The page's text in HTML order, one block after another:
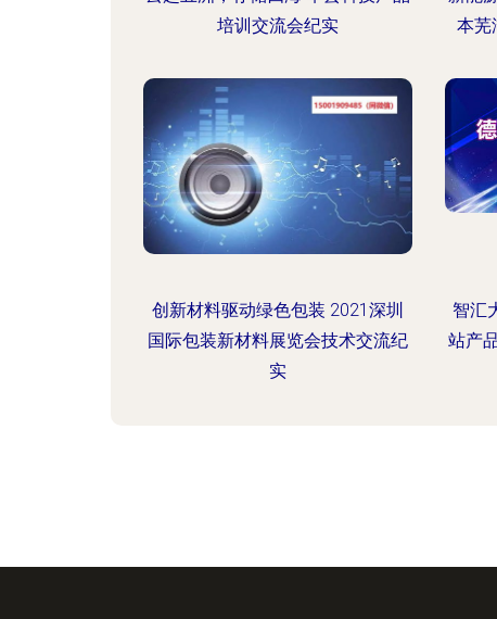
培训交流会纪实
本芜
创新材料驱动绿色包装 2021深圳
国际包装新材料展览会技术交流纪
实
智汇
站产